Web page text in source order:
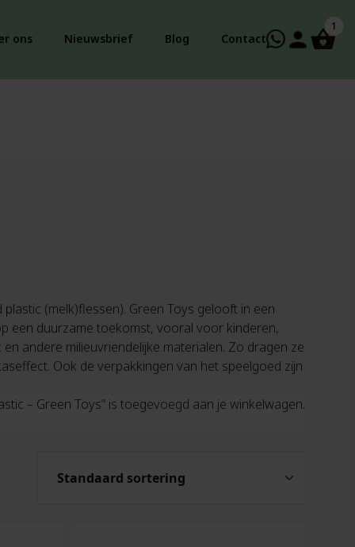
ons Nieuwsbrief Blog Contact person
1
(melk)flessen). Green Toys gelooft in een
een duurzame toekomst, vooral voor kinderen,
andere milieuvriendelijke materialen. Zo dragen ze
Ook de verpakkingen van het speelgoed zijn
– Green Toys” is toegevoegd aan je winkelwagen.